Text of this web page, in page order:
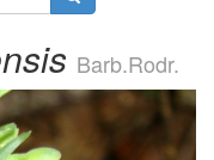
Barb.Rodr.